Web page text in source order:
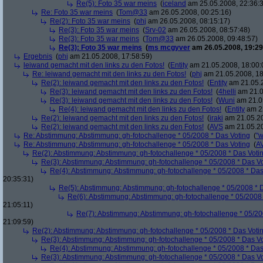
Re(5): Foto 35 war meins (iceland am 25.05.2008,
Re: Foto 35 war meins (Tom@33 am 26.05.2008, 00:25:16)
Re(2): Foto 35 war meins (phj am 26.05.2008, 08:15:17)
Re(3): Foto 35 war meins (Srv-02 am 26.05.2008, 08:57:48)
Re(3): Foto 35 war meins (Tom@33 am 26.05.2008, 09:48:57)
Re(3): Foto 35 war meins (ms mcgyver am 26.05.2008,
Ergebnis (phj am 21.05.2008, 17:58:59)
leiwand gemacht mit den links zu den Fotos! (Entity am 21.05.2008,
Re: leiwand gemacht mit den links zu den Fotos! (phj am 21.05.2008,
Re(2): leiwand gemacht mit den links zu den Fotos! (Entity am
Re(3): leiwand gemacht mit den links zu den Fotos! (4helli am
Re(3): leiwand gemacht mit den links zu den Fotos! (Wuni am
Re(4): leiwand gemacht mit den links zu den Fotos! (Entity am
Re(2): leiwand gemacht mit den links zu den Fotos! (iraki am
Re(2): leiwand gemacht mit den links zu den Fotos! (AVS am
Re: Abstimmung: Abstimmung: gh-fotochallenge * 05/2008 * Das Voting (
Re: Abstimmung: Abstimmung: gh-fotochallenge * 05/2008 * Das Voting (
Re(2): Abstimmung: Abstimmung: gh-fotochallenge * 05/2008 * Das
Re(3): Abstimmung: Abstimmung: gh-fotochallenge * 05/2008 * Das
Re(4): Abstimmung: Abstimmung: gh-fotochallenge * 05/2008 *
20:35:31)
Re(5): Abstimmung: Abstimmung: gh-fotochallenge * 05/2008 *
Re(6): Abstimmung: Abstimmung: gh-fotochallenge * 05/
21:05:11)
Re(7): Abstimmung: Abstimmung: gh-fotochallenge * 05/
21:09:59)
Re(2): Abstimmung: Abstimmung: gh-fotochallenge * 05/2008 * Das
Re(3): Abstimmung: Abstimmung: gh-fotochallenge * 05/2008 * Das
Re(4): Abstimmung: Abstimmung: gh-fotochallenge * 05/2008 *
Re(3): Abstimmung: Abstimmung: gh-fotochallenge * 05/2008 * Das